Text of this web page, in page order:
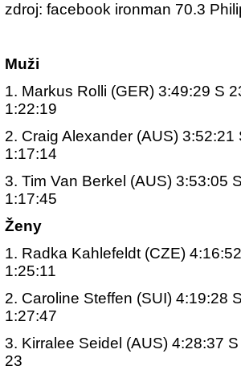
zdroj: facebook ironman 70.3
Muži
1. Markus Rolli (GER) 3:49:29 S
1:22:19
2. Craig Alexander (AUS)
1:17:14
3. Tim Van Berkel (AUS) 3:53:05
1:17:45
Ženy
1. Radka Kahlefeldt (CZE)
1:25:11
2. Caroline Steffen (SUI) 4:19:28
1:27:47
3. Kirralee Seidel (AUS) 4:28:37
23